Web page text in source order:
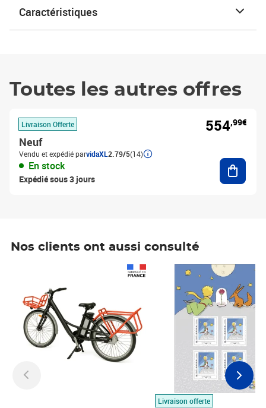
Caractéristiques
Toutes les autres offres
Livraison Offerte
Neuf
Vendu et expédié parvidaXL 2.79/5(14)
En stock
Expédié sous 3 jours
554,99€
Nos clients ont aussi consulté
Livraison offerte
Prix 7,50€